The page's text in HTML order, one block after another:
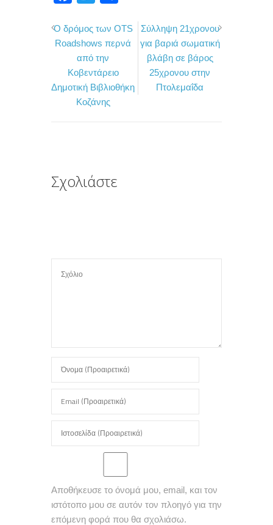
c
e
b
o
o
i
t
t
e
r
ι
ρ
σ
Ο δρόμος των OTS
Roadshows περνά
από την
Κοβεντάρειο
Δημοτική Βιβλιοθήκη
Κοζάνης
Σύλληψη 21χρονου
για βαριά σωματική
βλάβη σε βάρος
25χρονου στην
Πτολεμαΐδα
Σχολιάστε
Αποθήκευσε το όνομά μου, email, και τον
ιστότοπο μου σε αυτόν τον πλοηγό για την
επόμενη φορά που θα σχολιάσω.